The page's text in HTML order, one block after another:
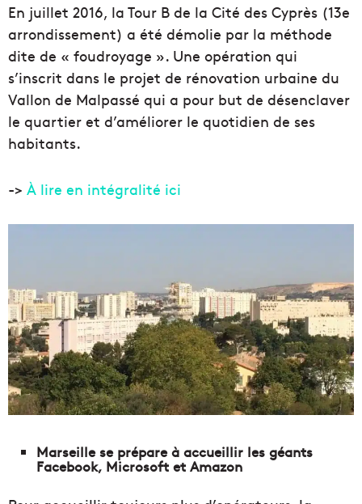
En juillet 2016, la Tour B de la Cité des Cyprès (13e
arrondissement) a été démolie par la méthode
dite de « foudroyage ». Une opération qui
s’inscrit dans le projet de rénovation urbaine du
Vallon de Malpassé qui a pour but de désenclaver
le quartier et d’améliorer le quotidien de ses
habitants.
-> À lire en intégralité ici
Marseille se prépare à accueillir les géants
Facebook, Microsoft et Amazon